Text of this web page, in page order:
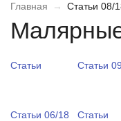
Главная → Статьи 08/
Статьи Статьи
Статьи 06/18
Статьи